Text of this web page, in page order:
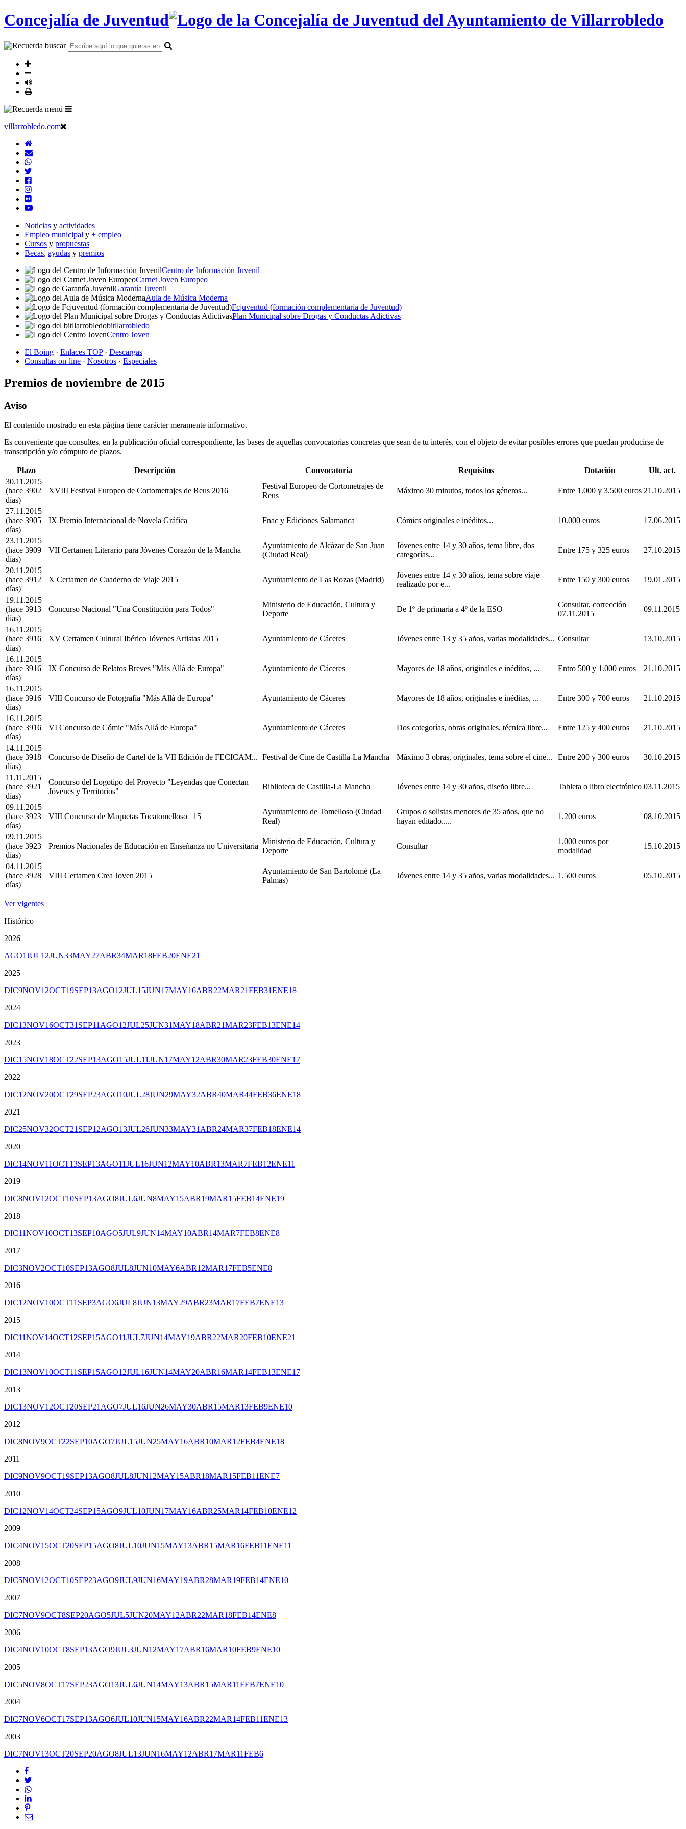
Concejalía de Juventud
villarrobledo.com
Noticias y actividades
Empleo municipal y + empleo
Cursos y propuestas
Becas, ayudas y premios
Centro de Información Juvenil
Carnet Joven Europeo
Garantía Juvenil
Aula de Música Moderna
Fcjuventud (formación complementaria de Juventud)
Plan Municipal sobre Drogas y Conductas Adictivas
bitllarrobledo
Centro Joven
El Boing · Enlaces TOP· Descargas
Consultas on-line · Nosotros · Especiales
Premios de noviembre de 2015
Aviso
El contenido mostrado en esta página tiene carácter meramente informativo.
Es conveniente que consultes, en la publicación oficial correspondiente, las bases de aquellas convocatorias concretas que sean de tu interés, con el objeto de evitar posibles errores que puedan producirse de
transcripción y/o cómputo de plazos.
Plazo Descripción Convocatoria Requisitos Dotación
Ult. act.
30.11.2015
(hace 3902
días)
XVIII Festival Europeo de Cortometrajes de Reus 2016
Festival Europeo de Cortometrajes de
Reus
Máximo 30 minutos, todos los géneros... Entre 1.000 y 3.500 euros 21.10.2015
27.11.2015
(hace 3905
días)
IX Premio Internacional de Novela Gráfica Fnac y Ediciones Salamanca Cómics originales e inéditos... 10.000 euros 17.06.2015
23.11.2015
(hace 3909
días)
VII Certamen Literario para Jóvenes Corazón de la Mancha
Ayuntamiento de Alcázar de San Juan
(Ciudad Real)
Jóvenes entre 14 y 30 años, tema libre, dos
categorías...
Entre 175 y 325 euros 27.10.2015
20.11.2015
(hace 3912
días)
X Certamen de Cuaderno de Viaje 2015 Ayuntamiento de Las Rozas (Madrid)
Jóvenes entre 14 y 30 años, tema sobre viaje
realizado por e...
Entre 150 y 300 euros 19.01.2015
19.11.2015
(hace 3913
días)
Concurso Nacional "Una Constitución para Todos"
Ministerio de Educación, Cultura y
Deporte
De 1º de primaria a 4º de la ESO
Consultar, corrección
07.11.2015
09.11.2015
16.11.2015
(hace 3916
días)
XV Certamen Cultural Ibérico Jóvenes Artistas 2015 Ayuntamiento de Cáceres Jóvenes entre 13 y 35 años, varias modalidades... Consultar 13.10.2015
16.11.2015
(hace 3916
días)
IX Concurso de Relatos Breves "Más Allá de Europa" Ayuntamiento de Cáceres Mayores de 18 años, originales e inéditos, ... Entro 500 y 1.000 euros 21.10.2015
16.11.2015
(hace 3916
días)
VIII Concurso de Fotografía "Más Allá de Europa" Ayuntamiento de Cáceres Mayores de 18 años, originales e inéditas, ... Entre 300 y 700 euros 21.10.2015
16.11.2015
(hace 3916
días)
VI Concurso de Cómic "Más Allá de Europa" Ayuntamiento de Cáceres Dos categorías, obras originales, técnica libre... Entre 125 y 400 euros 21.10.2015
14.11.2015
(hace 3918
días)
Concurso de Diseño de Cartel de la VII Edición de FECICAM... Festival de Cine de Castilla-La Mancha Máximo 3 obras, originales, tema sobre el cine... Entre 200 y 300 euros 30.10.2015
11.11.2015
(hace 3921
días)
Concurso del Logotipo del Proyecto "Leyendas que Conectan
Jóvenes y Territorios"
Biblioteca de Castilla-La Mancha Jóvenes entre 14 y 30 años, diseño libre... Tableta o libro electrónico 03.11.2015
09.11.2015
(hace 3923
días)
VIII Concurso de Maquetas Tocatomelloso | 15
Ayuntamiento de Tomelloso (Ciudad
Real)
Grupos o solistas menores de 35 años, que no
hayan editado.....
1.200 euros 08.10.2015
09.11.2015
(hace 3923
días)
Premios Nacionales de Educación en Enseñanza no Universitaria
Ministerio de Educación, Cultura y
Deporte
Consultar
1.000 euros por
modalidad
15.10.2015
04.11.2015
(hace 3928
días)
VIII Certamen Crea Joven 2015
Ayuntamiento de San Bartolomé (La
Palmas)
Jóvenes entre 14 y 35 años, varias modalidades... 1.500 euros 05.10.2015
Ver vigentes
Histórico
2026
AGO1JUL12JUN33MAY27ABR34MAR18FEB20ENE21
2025
DIC9NOV12OCT19SEP13AGO12JUL15JUN17MAY16ABR22MAR21FEB31ENE18
2024
DIC13NOV16OCT31SEP11AGO12JUL25JUN31MAY18ABR21MAR23FEB13ENE14
2023
DIC15NOV18OCT22SEP13AGO15JUL11JUN17MAY12ABR30MAR23FEB30ENE17
2022
DIC12NOV20OCT29SEP23AGO10JUL28JUN29MAY32ABR40MAR44FEB36ENE18
2021
DIC25NOV32OCT21SEP12AGO13JUL26JUN33MAY31ABR24MAR37FEB18ENE14
2020
DIC14NOV11OCT13SEP13AGO11JUL16JUN12MAY10ABR13MAR7FEB12ENE11
2019
DIC8NOV12OCT10SEP13AGO8JUL6JUN8MAY15ABR19MAR15FEB14ENE19
2018
DIC11NOV10OCT13SEP10AGO5JUL9JUN14MAY10ABR14MAR7FEB8ENE8
2017
DIC3NOV2OCT10SEP13AGO8JUL8JUN10MAY6ABR12MAR17FEB5ENE8
2016
DIC12NOV10OCT11SEP3AGO6JUL8JUN13MAY29ABR23MAR17FEB7ENE13
2015
DIC11NOV14OCT12SEP15AGO11JUL7JUN14MAY19ABR22MAR20FEB10ENE21
2014
DIC13NOV10OCT11SEP15AGO12JUL16JUN14MAY20ABR16MAR14FEB13ENE17
2013
DIC13NOV12OCT20SEP21AGO7JUL16JUN26MAY30ABR15MAR13FEB9ENE10
2012
DIC8NOV9OCT22SEP10AGO7JUL15JUN25MAY16ABR10MAR12FEB4ENE18
2011
DIC9NOV9OCT19SEP13AGO8JUL8JUN12MAY15ABR18MAR15FEB11ENE7
2010
DIC12NOV14OCT24SEP15AGO9JUL10JUN17MAY16ABR25MAR14FEB10ENE12
2009
DIC4NOV15OCT20SEP15AGO8JUL10JUN15MAY13ABR15MAR16FEB11ENE11
2008
DIC5NOV12OCT10SEP23AGO9JUL9JUN16MAY19ABR28MAR19FEB14ENE10
2007
DIC7NOV9OCT8SEP20AGO5JUL5JUN20MAY12ABR22MAR18FEB14ENE8
2006
DIC4NOV10OCT8SEP13AGO9JUL3JUN12MAY17ABR16MAR10FEB9ENE10
2005
DIC5NOV8OCT17SEP23AGO13JUL6JUN14MAY13ABR15MAR11FEB7ENE10
2004
DIC7NOV6OCT17SEP13AGO6JUL10JUN15MAY16ABR22MAR14FEB11ENE13
2003
DIC7NOV13OCT20SEP20AGO8JUL13JUN16MAY12ABR17MAR11FEB6